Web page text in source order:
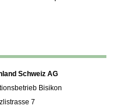
Schweiz AG
Bisikon
7